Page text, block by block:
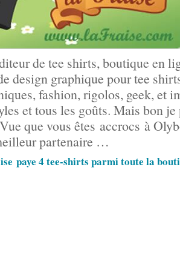
de tee shirts, boutique en
design graphique pour tee
fashion, rigolos, geek, et
et tous les goûts. Mais bon je
que vous êtes accrocs à
partenaire …
paye 4 tee-shirts parmi toute la